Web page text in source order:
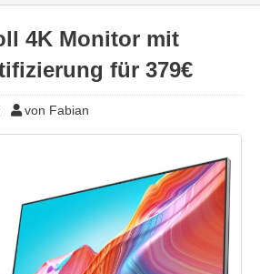
4K Monitor mit
für 379€
von Fabian